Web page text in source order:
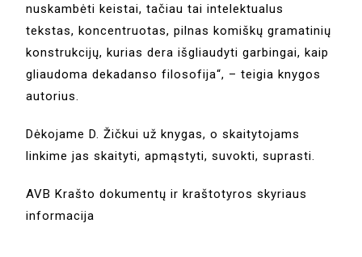
nuskambėti keistai, tačiau tai intelektualus
tekstas, koncentruotas, pilnas komiškų gramatinių
konstrukcijų, kurias dera išgliaudyti garbingai, kaip
gliaudoma dekadanso filosofija“, – teigia knygos
autorius.
Dėkojame D. Žičkui už knygas, o skaitytojams
linkime jas skaityti, apmąstyti, suvokti, suprasti.
AVB Krašto dokumentų ir kraštotyros skyriaus
informacija